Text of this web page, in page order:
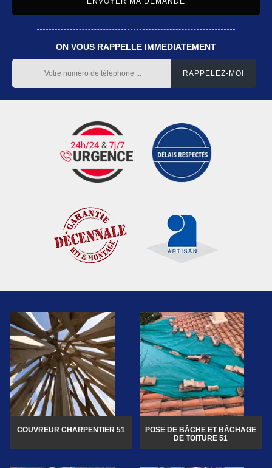
ON VOUS RAPPELLE IMMEDIATEMENT
COUVREUR CHARPENTIER 51
POSE DE BÂCHE ET BÂCHAGE
DE TOITURE 51